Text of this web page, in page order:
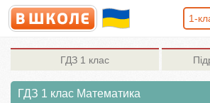
1-
ГДЗ 1 клас
ГДЗ 1 клас Математика